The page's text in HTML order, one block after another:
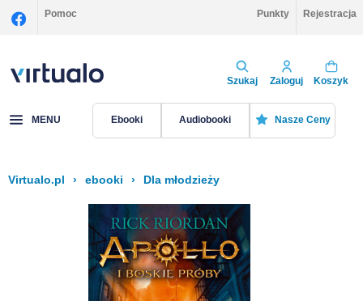
Pomoc Punkty Rejestracja
Szukaj Zaloguj Koszyk
MENU Ebooki Audiobooki Nasze Ceny
Virtualo.pl › ebooki › Dla młodzieży